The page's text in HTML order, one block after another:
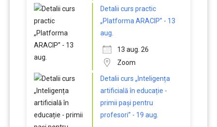
Detalii curs practic
„Platforma ARACIP” - 13
aug.
13 aug. 26
Zoom
Detalii curs „Inteligența
artificială în educație -
primii pași pentru
profesori” - 19 aug.